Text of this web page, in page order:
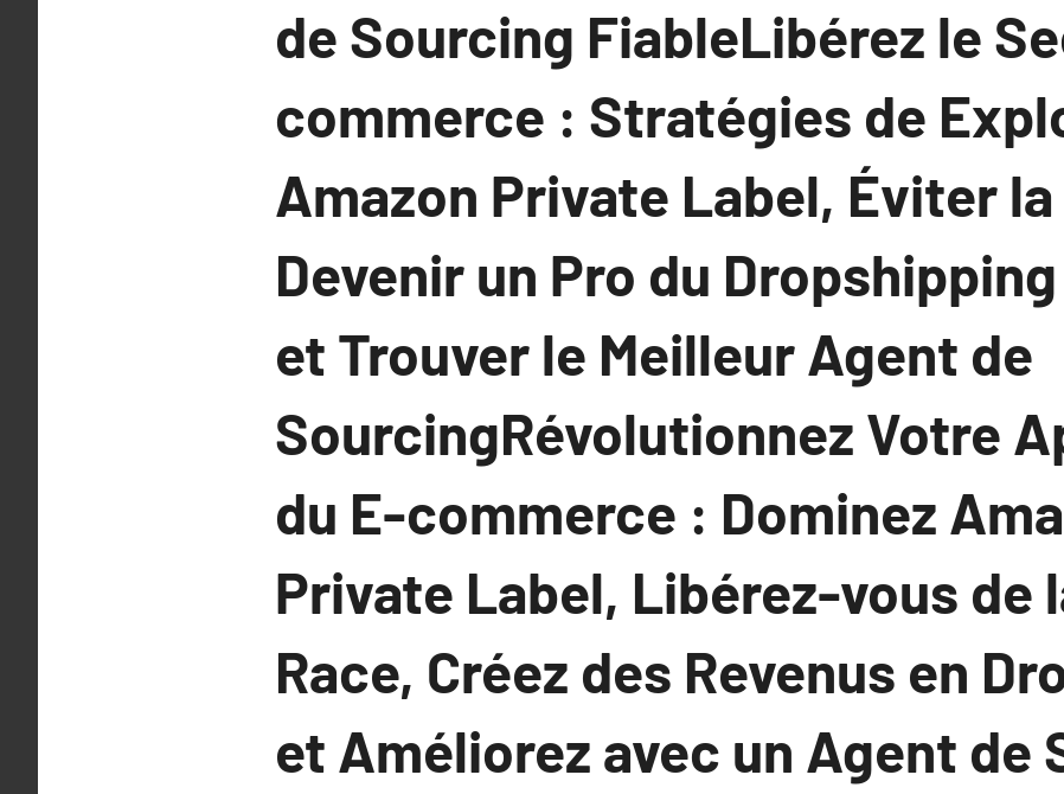
de Sourcing FiableLibérez le
commerce : Stratégies de
Amazon Private Label, Éviter la
Devenir un Pro du
et Trouver le Meilleur Agent de
SourcingRévolutionnez Votre
du E-commerce : Dominez
Private Label, Libérez-vous de
Race, Créez des Revenus en
et Améliorez avec un Agent de